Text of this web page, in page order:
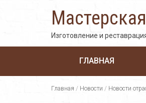
Изготовление и
ГЛАВНАЯ
Главная / Новости / Новости